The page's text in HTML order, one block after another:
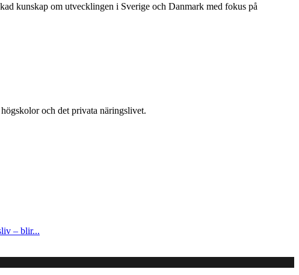
kunskap om utvecklingen i Sverige och Danmark med fokus på
och det privata näringslivet.
– blir...